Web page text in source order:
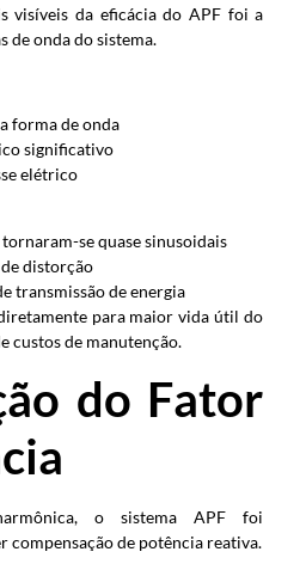
visíveis da eficácia do APF foi a
de onda do sistema.
forma de onda
significativo
elétrico
se quase sinusoidais
distorção
transmissão de energia
para maior vida útil do
custos de manutenção.
do Fator
o sistema APF foi
compensação de potência reativa.